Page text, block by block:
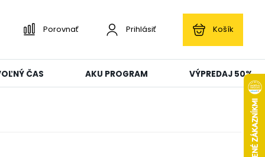
Porovnať Prihlásiť Košík
ČAS AKU PROGRAM VÝPREDAJ 50%